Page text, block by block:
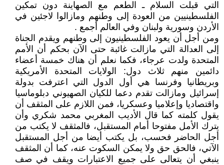
التي قبلت السلام ـ الطعم مع الصهاينة دون تمكين
الفلسطينيين من العودة إلى وطنهم ومازالوا لاجئين في
الأردن وسورية ولبنان وفي العالم أجمع .
ومن أجل أن يعود الفلسطينيون إلى وطنهم ويقدم الجناة
إلى العدالة التي مازالت غائبة حتى الآن بحكم أن الأمم
المتحدة ولدت عرجاء، فكما نعلم أن هناك خمسة أعضاء
دائمين منهم ثلاث دول: الولايات المتحدة الأمريكية
وبريطانيا وفرنسا هي أول الدول التي اعترفت بدولة
إسرائيل ومازالت تقدم دعما للكيان الصهيوني دبلوماسيا
واقتصاديا وإعلاميا وعسكريا، فمن اللازم على المثقف أن
يقول كلمته كما قال الأديب المغربي محمد شكري وأن
يترك الأمل مفتوحا أمام المستقبل، فالمثقف لا يكتب من
أجل الحاضر فحسب، بل يكتب أيضا من أجل المستقبل
الآتي، فالحق حق ولا يمكن السكوت عنه، كما أن المثقف
ينبغي أن يتعالى على جميع الاعتبارات ويقف في صف